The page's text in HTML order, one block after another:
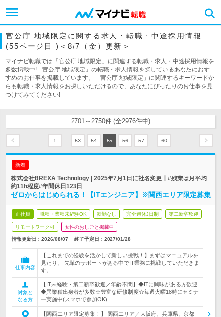
官公庁 地域限定に関する求人・転職・中途採用情報
(55ページ目 )＜8/7（金）更新＞
マイナビ転職では「官公庁 地域限定」に関連する転職・求人・中途採用情報を
多数掲載中!「官公庁 地域限定」の転職・求人情報を探しているあなたにおす
すめのお仕事を掲載しています。「官公庁 地域限定」に関連するキーワードか
らも転職・求人情報をお探しいただけるので、あなたにぴったりのお仕事を見
つけてみてください!
2701～2750件 (全2976件中)
1 53 54 55 56 57 60
新着
株式会社BREXA Technology | 2025年7月1日に社名変更┃#残業は月平均
約11h程度#年間休日123日
ゼロからはじめられる！【ITエンジニア】※関西エリア限定募集
正社員 職種・業種未経験OK 転勤なし 完全週休2日制 第二新卒歓迎
リモートワーク可 女性のおしごと掲載中
情報更新日：2026/08/07 終了予定日： 2027/01/28
仕事内容
【これまでの経験を活かして新しい挑戦！】まずはマニュアルを
見たり、 先輩のサポートがある中でIT業務に挑戦していただきま
す。
対象と
なる方
【IT未経験・第二新卒歓迎／年齢不問】◆ITに興味がある方歓迎
◆異業種出身者が多数☆豊富な研修制度☆毎週火曜18時にセミナ
ー実施中(スマホで参加OK)
【関西エリア限定募集！】 関西エリア／大阪府、兵庫県、京都